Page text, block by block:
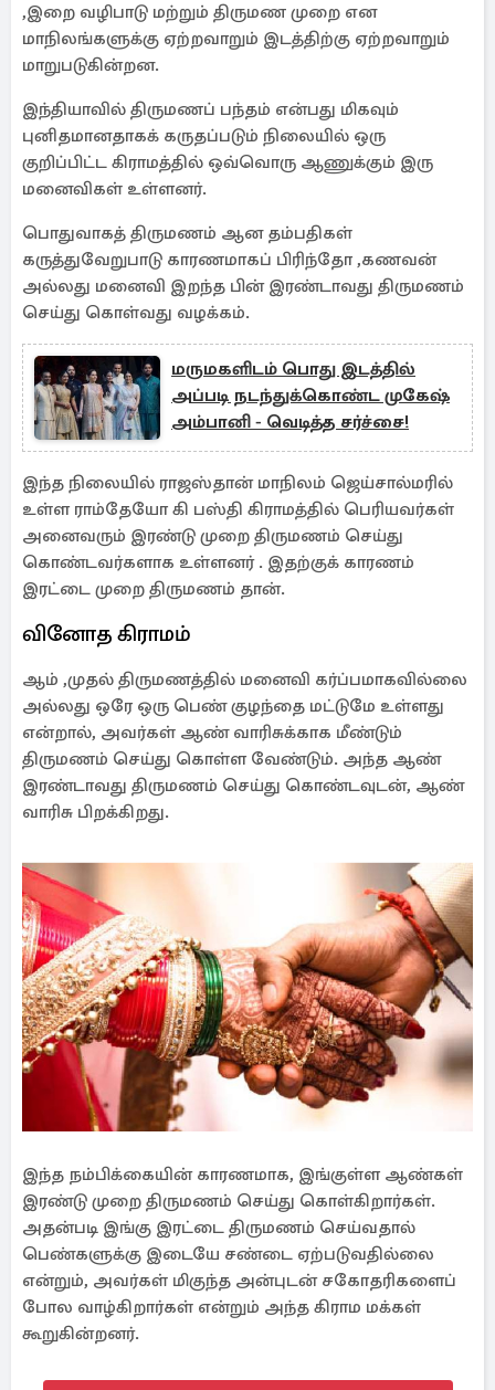
,இறை வழிபாடு மற்றும் திருமண முறை என
மாநிலங்களுக்கு ஏற்றவாறும் இடத்திற்கு ஏற்றவாறும்
மாறுபடுகின்றன.
இந்தியாவில் திருமணப் பந்தம் என்பது மிகவும்
புனிதமானதாகக் கருதப்படும் நிலையில் ஒரு
குறிப்பிட்ட கிராமத்தில் ஒவ்வொரு ஆணுக்கும் இரு
மனைவிகள் உள்ளனர்.
பொதுவாகத் திருமணம் ஆன தம்பதிகள்
கருத்துவேறுபாடு காரணமாகப் பிரிந்தோ ,கணவன்
அல்லது மனைவி இறந்த பின் இரண்டாவது திருமணம்
செய்து கொள்வது வழக்கம்.
மருமகளிடம் பொது இடத்தில்
அப்படி நடந்துக்கொண்ட முகேஷ்
அம்பானி - வெடித்த சர்ச்சை!
இந்த நிலையில் ராஜஸ்தான் மாநிலம் ஜெய்சால்மரில்
உள்ள ராம்தேயோ கி பஸ்தி கிராமத்தில் பெரியவர்கள்
அனைவரும் இரண்டு முறை திருமணம் செய்து
கொண்டவர்களாக உள்ளனர் . இதற்குக் காரணம்
இரட்டை முறை திருமணம் தான்.
வினோத கிராமம்
ஆம் ,முதல் திருமணத்தில் மனைவி கர்ப்பமாகவில்லை
அல்லது ஒரே ஒரு பெண் குழந்தை மட்டுமே உள்ளது
என்றால், அவர்கள் ஆண் வாரிசுக்காக மீண்டும்
திருமணம் செய்து கொள்ள வேண்டும். அந்த ஆண்
இரண்டாவது திருமணம் செய்து கொண்டவுடன், ஆண்
வாரிசு பிறக்கிறது.
இந்த நம்பிக்கையின் காரணமாக, இங்குள்ள ஆண்கள்
இரண்டு முறை திருமணம் செய்து கொள்கிறார்கள்.
அதன்படி இங்கு இரட்டை திருமணம் செய்வதால்
பெண்களுக்கு இடையே சண்டை ஏற்படுவதில்லை
என்றும், அவர்கள் மிகுந்த அன்புடன் சகோதரிகளைப்
போல வாழ்கிறார்கள் என்றும் அந்த கிராம மக்கள்
கூறுகின்றனர்.